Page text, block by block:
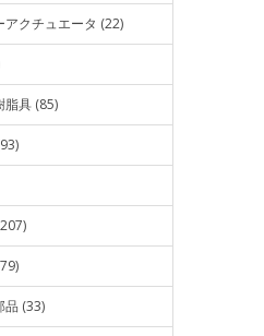
クチュエータ (22)
脂具 (85)
品 (33)